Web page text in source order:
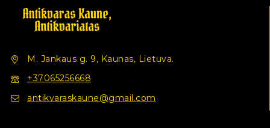
M. Jankaus g. 9, Kaunas, Lietuva.
+37065256668
antikvaraskaune@gmail.com